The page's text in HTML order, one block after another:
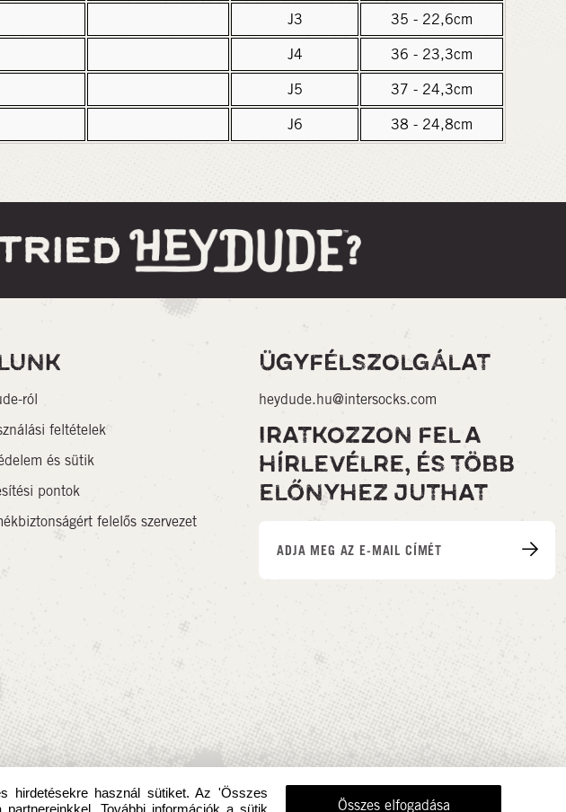
J3 35 - 22,6cm
J4 36 - 23,3cm
J5 37 - 24,3cm
J6 38 - 24,8cm
ról
feltételek
és sütik
pontok
felelős szervezet
ÜGYFÉLSZOLGÁLAT
heydude.hu@intersocks.com
IRATKOZZON FEL A
HÍRLEVÉLRE, ÉS TÖBB
ELŐNYHEZ JUTHAT
hirdetésekre használ sütiket. Az 'Összes
További információk a sütik
Összes elfogadása